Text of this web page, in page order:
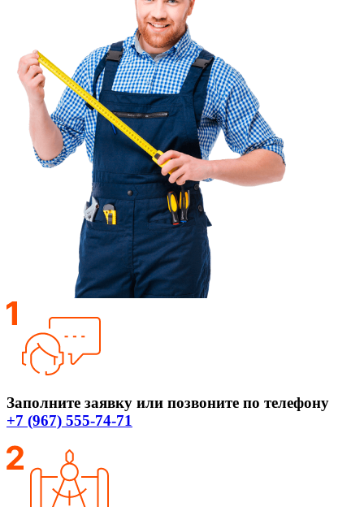
Заполните заявку или позвоните по телефону
+7 (967) 555-74-71